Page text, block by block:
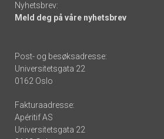
Nyhetsbrev:
Meld deg på våre nyhetsbrev
Post- og besøksadresse:
Universitetsgata 22
0162 Oslo
Fakturaadresse:
Apéritif AS
Universitetsgata 22